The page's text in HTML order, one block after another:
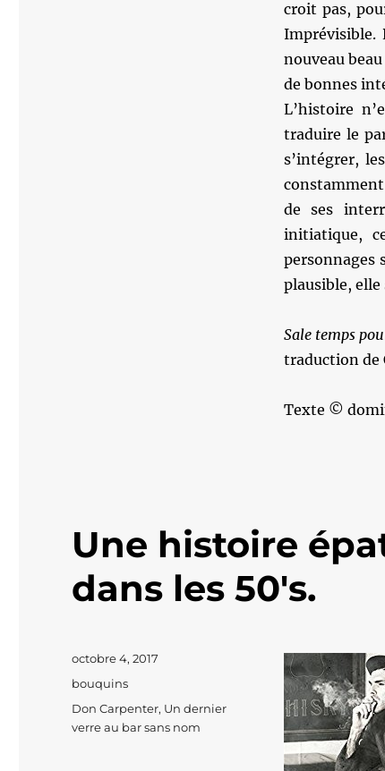
croit pas,
Imprévisible.
nouveau
de bonnes
L’histoire
traduire le
s’intégrer,
de ses
initiatique,
personnages
plausible, elle
Sale temps
traduction de
Texte ©
Une histoire
dans les 50's.
Publié
le
octobre 4, 2017
Catégories
bouquins
Étiquettes
Don Carpenter, Un dernier
verre au bar sans nom